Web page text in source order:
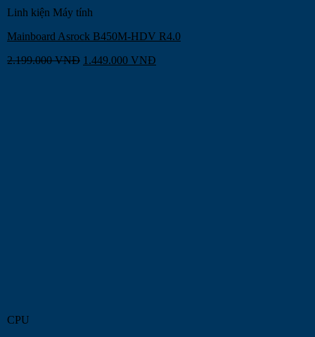
Linh kiện Máy tính
Mainboard Asrock B450M-HDV R4.0
2.199.000VNĐ 1.449.000 VNĐ
CPU